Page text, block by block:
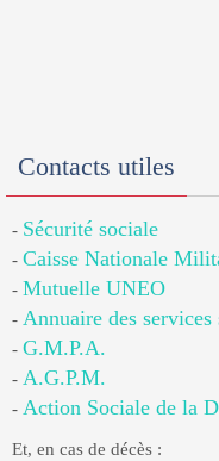
Contacts utiles
- Sécurité sociale
- Caisse Nationale
- Mutuelle UNEO
- Annuaire des
- G.M.P.A.
- A.G.P.M.
- Action Sociale de la
Et, en cas de décès :